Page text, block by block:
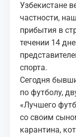
Узбекистане
частности,
прибытия в
течении 14
спорта.
Сегодня
по футболу,
«Лучшего
со своим
карантина,